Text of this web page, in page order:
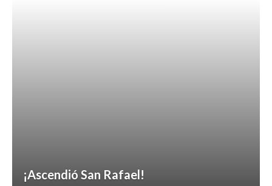
¡Ascendió San Rafael!